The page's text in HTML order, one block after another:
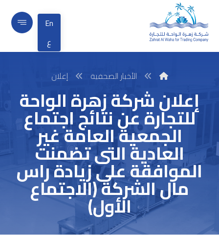
En
ع
الأخبار الصحفية إعلان
إعلان شركة زهرة الواحة
للتجارة عن نتائج اجتماع
الجمعية العامة غير
العادية التى تضمنت
الموافقة على زيادة راس
مال الشركة (الاجتماع
الأول)